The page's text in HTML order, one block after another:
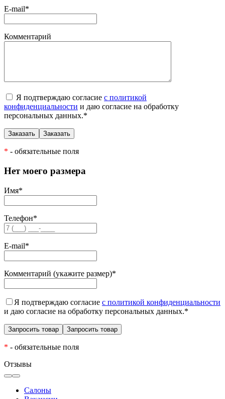
E-mail*
Комментарий
Я подтверждаю согласие с политикой
конфиденциальности и даю согласие на обработку
персональных данных.*
* - обязательные поля
Нет моего размера
Имя*
Телефон*
E-mail*
Комментарий (укажите размер)*
Я подтверждаю согласие с политикой конфиденциальности
и даю согласие на обработку персональных данных.*
* - обязательные поля
Отзывы
Салоны